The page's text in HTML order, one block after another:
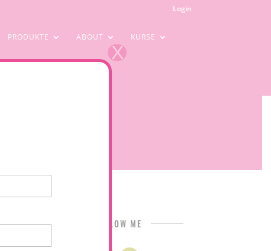
Login
PRODUKTE ABOUT KURSE
FOLLOW ME
X